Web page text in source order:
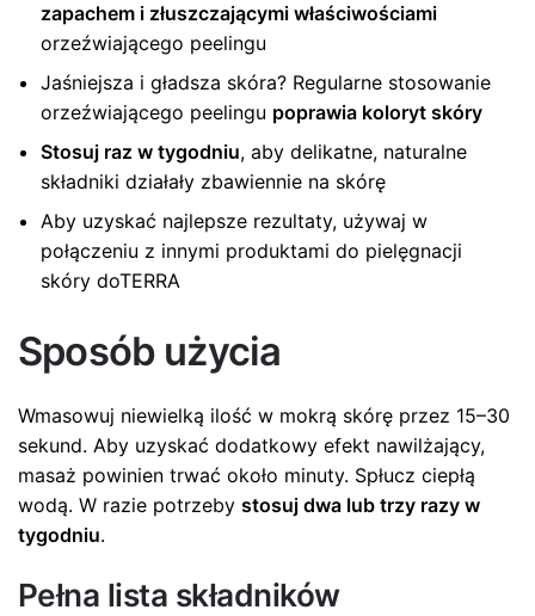
zapachem i złuszczającymi właściwościami
orzeźwiającego peelingu
Jaśniejsza i gładsza skóra? Regularne stosowanie
orzeźwiającego peelingu poprawia koloryt skóry
Stosuj raz w tygodniu, aby delikatne, naturalne
składniki działały zbawiennie na skórę
Aby uzyskać najlepsze rezultaty, używaj w
połączeniu z innymi produktami do pielęgnacji
skóry doTERRA
Sposób użycia
Wmasowuj niewielką ilość w mokrą skórę przez 15–30
sekund. Aby uzyskać dodatkowy efekt nawilżający,
masaż powinien trwać około minuty. Spłucz ciepłą
wodą. W razie potrzeby stosuj dwa lub trzy razy w
tygodniu.
Pełna lista składników